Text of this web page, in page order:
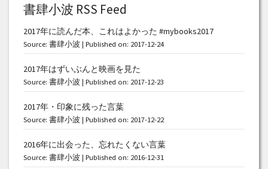
書肆小波 RSS Feed
2017年に読んだ本、これはよかった #mybooks2017
Source: 書肆小波 Published on: 2017-12-24
2017年はずいぶんと映画を見た
Source: 書肆小波 Published on: 2017-12-23
2017年・印象に残った言葉
Source: 書肆小波 Published on: 2017-12-22
2016年に出会った、忘れたくない言葉
Source: 書肆小波 Published on: 2016-12-31